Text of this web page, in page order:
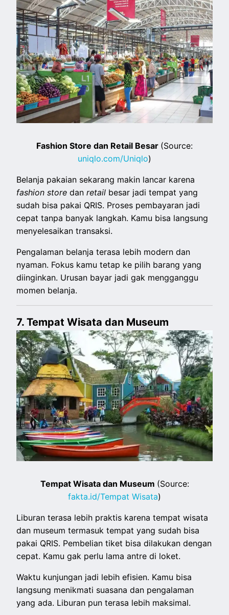
Fashion Store dan Retail Besar (Source:
uniqlo.com/Uniqlo)
Belanja pakaian sekarang makin lancar karena
fashion storedanretail besar jadi tempat yang
sudah bisa pakai QRIS. Proses pembayaran jadi
cepat tanpa banyak langkah. Kamu bisa langsung
menyelesaikan transaksi.
Pengalaman belanja terasa lebih modern dan
nyaman. Fokus kamu tetap ke pilih barang yang
diinginkan. Urusan bayar jadi gak mengganggu
momen belanja.
7. Tempat Wisata dan Museum
Tempat Wisata dan Museum (Source:
fakta.id/Tempat Wisata)
Liburan terasa lebih praktis karena tempat wisata
dan museum termasuk tempat yang sudah bisa
pakai QRIS. Pembelian tiket bisa dilakukan dengan
cepat. Kamu gak perlu lama antre di loket.
Waktu kunjungan jadi lebih efisien. Kamu bisa
langsung menikmati suasana dan pengalaman
yang ada. Liburan pun terasa lebih maksimal.